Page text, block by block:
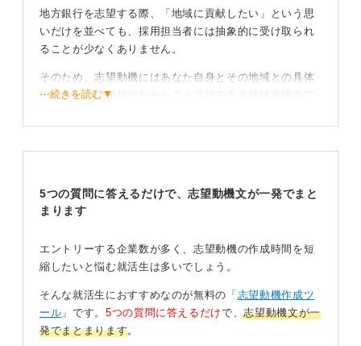
地方銀行を志望する際、「地域に貢献したい」という思
いだけを並べても、採用担当者には抽象的に受け取られ
ることが少なくありません。
そのため、志望動機にはあなた自身とその地域との具体
的なつながりや銀行だからこそ実現できる地域支援のア
たとえば、商店街の後継者不足、若者のU・Iターン促
進、観光客誘致の弱さなど、実際に多くの地方で課題と
説得力が増すでしょう。
たポップアップショップの企画に参加し、地域活性化の
難しさを実感しました。その際、資金調達や予算管理の
重要性を学び、銀行のビジネスローンが地域事業者を支
⋯続きを読む▼
5つの質問に答えるだけで、志望動機文が一発でまと
まります
エントリーする企業数が多く、志望動機の作成時間を短
縮したいと悩む就活生は多いでしょう。
そんな就活生におすすめなのが無料の「 志望動機作成ツ
ール 」です。 5つの質問に答えるだけで、志望動機文が一
発でまとまります。